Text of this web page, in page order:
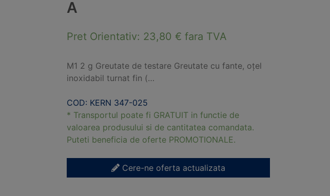
A
Pret Orientativ: 23,80 € fara TVA
M1 2 g Greutate de testare Greutate cu fante, oțel
inoxidabil turnat fin (…
COD: KERN 347-025
* Transportul poate fi GRATUIT in functie de
valoarea produsului si de cantitatea comandata.
Puteti beneficia de oferte PROMOTIONALE.
Cere-ne oferta actualizata